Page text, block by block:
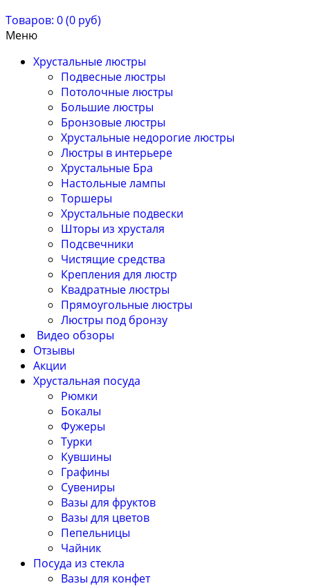
Товаров: 0 (0 руб)
Меню
Хрустальные люстры
Подвесные люстры
Потолочные люстры
Большие люстры
Бронзовые люстры
Хрустальные недорогие люстры
Люстры в интерьере
Хрустальные Бра
Настольные лампы
Торшеры
Хрустальные подвески
Шторы из хрусталя
Подсвечники
Чистящие средства
Крепления для люстр
Квадратные люстры
Прямоугольные люстры
Люстры под бронзу
Видео обзоры
Отзывы
Акции
Хрустальная посуда
Рюмки
Бокалы
Фужеры
Турки
Кувшины
Графины
Сувениры
Вазы для фруктов
Вазы для цветов
Пепельницы
Чайник
Посуда из стекла
Вазы для конфет